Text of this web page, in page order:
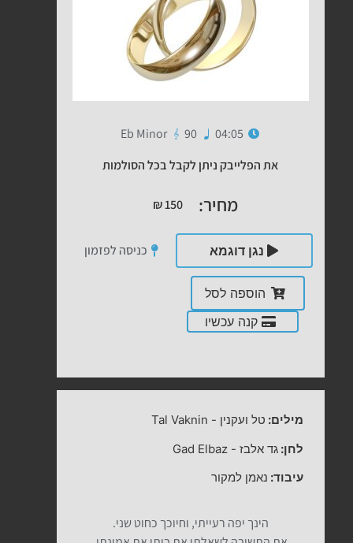
04:05
90
Eb Minor
את הפלייבק ניתן לקבל בכל הסולמות
מחיר: ₪150
נגן דוגמא כניסה לפזמון
הוספה לסל
קנה עכשיו
מילים: טל ועקנין -
Tal Vaknin
לחן:גד אלבז -
Gad Elbaz
עיבוד: נאמן למקור
הינך יפה רעייתי, וחיוכך כחוט שני.